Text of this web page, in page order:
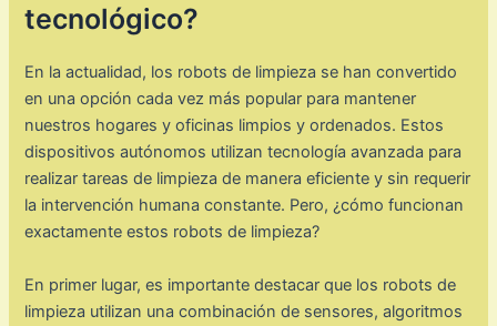
tecnológico?
En la actualidad, los robots de limpieza se han convertido
en una opción cada vez más popular para mantener
nuestros hogares y oficinas limpios y ordenados. Estos
dispositivos autónomos utilizan tecnología avanzada para
realizar tareas de limpieza de manera eficiente y sin requerir
la intervención humana constante. Pero, ¿cómo funcionan
exactamente estos robots de limpieza?
En primer lugar, es importante destacar que los robots de
limpieza utilizan una combinación de sensores, algoritmos